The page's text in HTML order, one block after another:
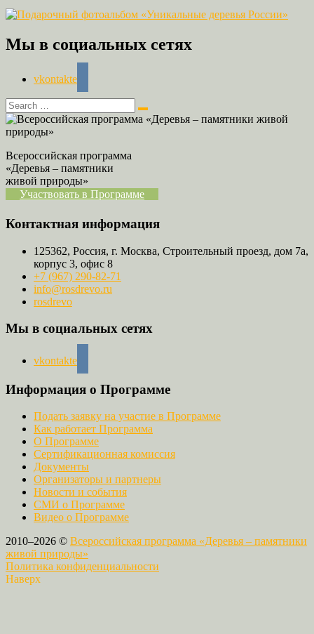
Мы в социальных сетях
vkontakte
Всероссийская программа
«Деревья – памятники
живой природы»
Участвовать в Программе
Контактная информация
125362, Россия, г. Москва, Строительный проезд, дом 7а,
корпус 3, офис 8
+7 (967) 290-82-71
info@rosdrevo.ru
rosdrevo
Мы в социальных сетях
vkontakte
Информация о Программе
Подать заявку на участие в Программе
Как работает Программа
О Программе
Сертификационная комиссия
Документы
Организаторы и партнеры
Новости и события
СМИ о Программе
Видео о Программе
2010–2026 © Всероссийская программа «Деревья – памятники
живой природы»
Политика конфиденциальности
Наверх